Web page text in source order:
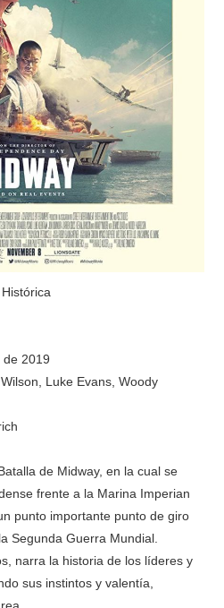
2019
Luke Evans, Woody
de Midway, en la cual se
frente a la Marina Imperian
punto importante punto de giro
Segunda Guerra Mundial.
narra la historia de los líderes y
sus instintos y valentía,